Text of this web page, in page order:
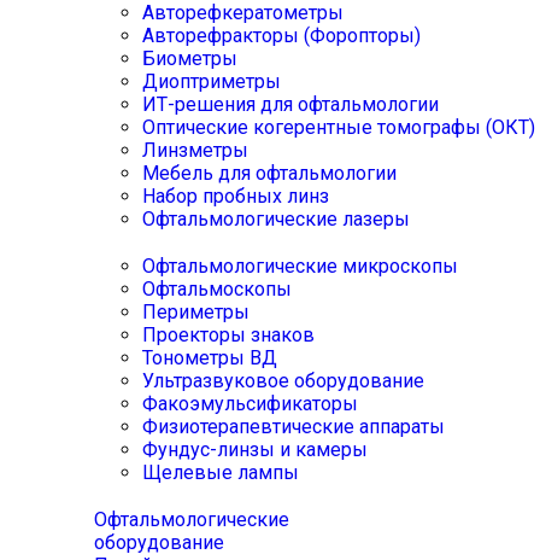
Авторефкератометры
Авторефракторы (Форопторы)
Биометры
Диоптриметры
ИТ-решения для офтальмологии
Оптические когерентные томографы (ОКТ)
Линзметры
Мебель для офтальмологии
Набор пробных линз
Офтальмологические лазеры
Офтальмологические микроскопы
Офтальмоскопы
Периметры
Проекторы знаков
Тонометры ВД
Ультразвуковое оборудование
Факоэмульсификаторы
Физиотерапевтические аппараты
Фундус-линзы и камеры
Щелевые лампы
Офтальмологические
оборудование